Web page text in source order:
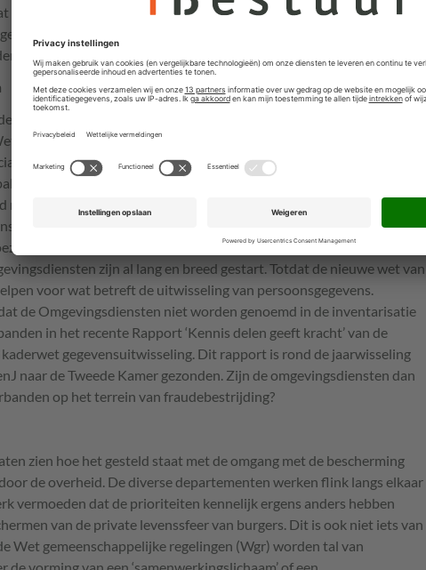
de wet Structuur Uitvoeringsorganisatie Werk en Inkomen (Suwi)
uitwisseling zoals die al jaren in deze
plaatsvond eindelijk wettelijk werd geregeld.
er door gemeenten nog tal van andere samenwerkingsverbanden
gemeenschappelijke regelingen (Wgr). Dit gebeurde bij
diensten,GGD ’s en bijvoorbeeld bij de Omgevingsdiensten. Maar
omgevingsrecht (Wabo), de wet die de Omgevingsdiensten
over hoe in deze nieuwe samenwerkingsverbanden met de
moest worden omgegaan. Het wetsvoorstel
en Handhaving is februari 2014 naar de Tweede Kamer
zijn al lang en breed gestart. Totdat de nieuwe wet van
voor wat betreft de uitwisseling van persoonsgegevens.
de Omgevingsdiensten niet worden genoemd in de inventarisatie
in het recente Rapport ‘Kennis delen geeft kracht’ van de
gegevensuitwisseling. Dit rapport is rond de jaarwisseling
naar de Tweede Kamer gezonden. Zijn de omgevingsdiensten dan
op het terrein van fraudebestrijding?
zien hoe het gesteld staat met de omgang met de bescherming
de overheid. De diverse departementen werken flink langs elkaar
vermoeden dat de prioriteiten kennelijk ergens anders hebben
van de private levenssfeer van burgers. Dit is ook niet iets van
Wet gemeenschappelijke regelingen (Wgr) worden tal van